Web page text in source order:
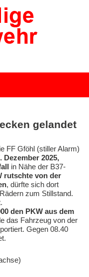
gelandet
FF Gföhl (stiller Alarm)
Dezember 2025,
in Nähe der B37-
rutschte von der
, dürfte sich dort
zum Stillstand.
den PKW aus dem
das Fahrzeug von der
Gegen 08.40